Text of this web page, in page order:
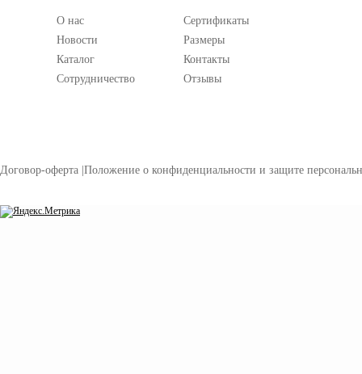
О нас
Новости
Каталог
Сотрудничество
Сертификаты
Размеры
Контакты
Отзывы
Договор-оферта Положение о конфиденциальности и защите